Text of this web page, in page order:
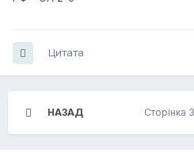
Цитата
НАЗАД Сторінка